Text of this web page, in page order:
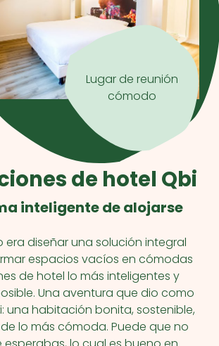
Lugar de reunión
cómodo
de hotel Qbi
inteligente de alojarse
era diseñar una solución integral
espacios vacíos en cómodas
de hotel lo más inteligentes y
Una aventura que dio como
una habitación bonita, sostenible,
lo más cómoda. Puede que no